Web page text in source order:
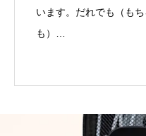
います。だれでも（も
も）…